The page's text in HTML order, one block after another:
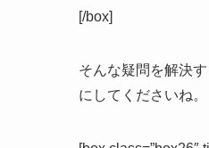
[/box]
そんな疑問を解決
にしてくださいね。